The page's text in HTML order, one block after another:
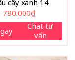
cây xanh 14
780.000₫
Chat tư
vấn